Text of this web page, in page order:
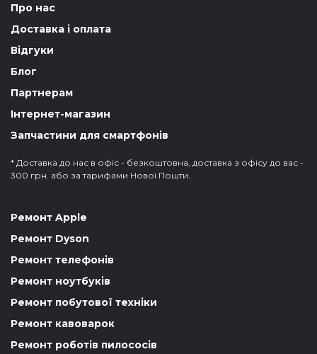
Про нас
Доставка і оплата
Відгуки
Блог
Партнерам
Інтернет-магазин
Запчастини для смартфонів
* Доставка до нас в офіс - безкоштовна, доставка з офісу до вас -
300 грн. або за тарифами Нової Пошти.
Ремонт Apple
Ремонт Dyson
Ремонт телефонів
Ремонт ноутбуків
Ремонт побутової техніки
Ремонт кавоварок
Ремонт роботів пилососів